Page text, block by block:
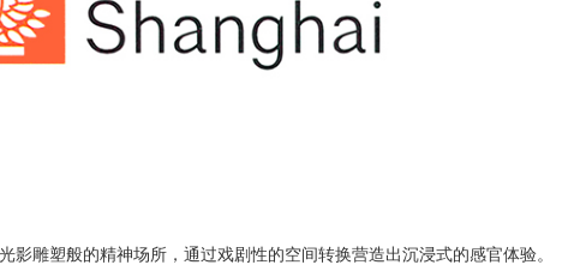
影雕塑般的精神场所，通过戏剧性的空间转换营造出沉浸式的感官体验。